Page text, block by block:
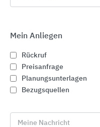
Mein Anliegen
Rückruf
Preisanfrage
Planungsunterlagen
Bezugsquellen
Meine Nachricht